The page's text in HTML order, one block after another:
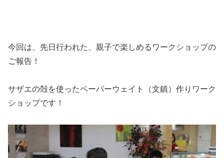
今回は、先日行われた、親子で楽しめるワークショップの
ご報告！
サザエの殻を使ったペーパーウェイト（文鎮）作りワーク
ショップです！